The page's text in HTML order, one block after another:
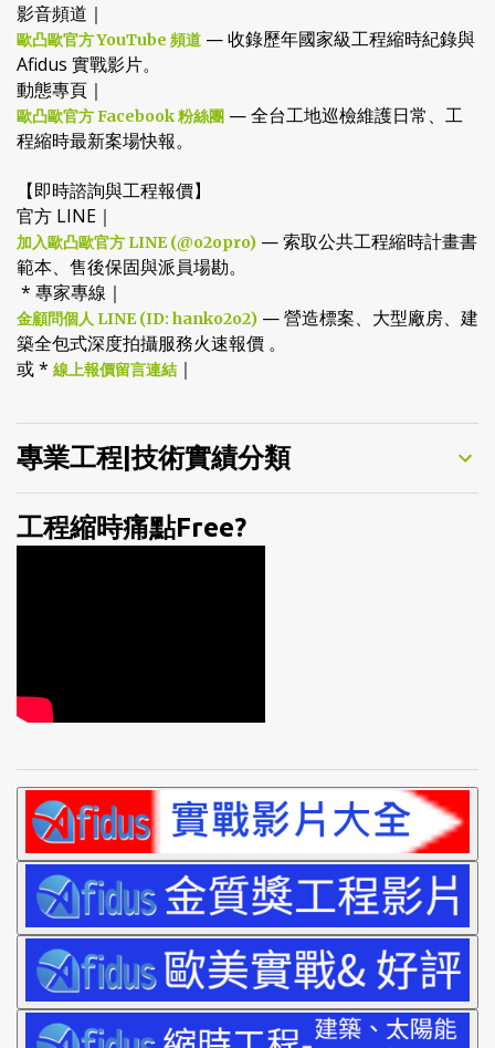
【影音與社群實證】
影音頻道｜
歐凸歐官方 YouTube 頻道
Afidus 實戰影片。
動態專頁｜
歐凸歐官方 Facebook 粉絲團
【即時諮詢與工程報價】
官方 LINE｜
加入歐凸歐官方 LINE (@o2opro)
範本、售後保固與派員場勘。
* 專家專線｜
金顧問個人 LINE (ID: hanko2o2)— 營造標案、大型廠房、建
築全包式深度拍攝服務火速報價 。
工程縮時痛點Free?